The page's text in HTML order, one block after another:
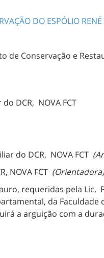
DO ESPÓLIO
de Conservação e
DCR, NOVA FCT
do DCR, NOVA FCT
NOVA FCT (Orientadora)
requeridas pela
da
a arguição com a